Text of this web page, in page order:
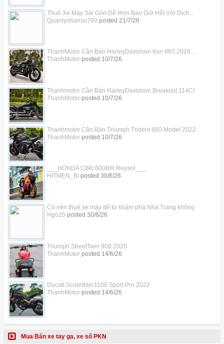
Thuê Xe Máy Sài Gòn Dễ Hơn Bao Giờ Hết Với Dịch...
Quanlynhansu789 posted 21/7/26
ThanhMotor Cần Bán HarleyDavidson Iron 883 2016...
ThanhMotorposted 10/7/26
Thanhmotor Cần Bán HarleyDavidson Breakout 114CI
ThanhMotorposted 10/7/26
Thanhmotor Cần Bán Triumph Trident 660 Model 2022
ThanhMotorposted 10/7/26
___HONDA CBR 600RR Repsol___
HITMEN_Bi posted 30/6/26
Có nên thuê xe máy để tự khám phá Nha Trang không
Hgo25 posted 30/6/26
Triumph StreetTwin 900 2020
ThanhMotorposted 14/6/26
Ducati Scrambler1100 Sport Pro 2022
ThanhMotorposted 14/6/26
Mua Bán xe tay ga, xe số PKN